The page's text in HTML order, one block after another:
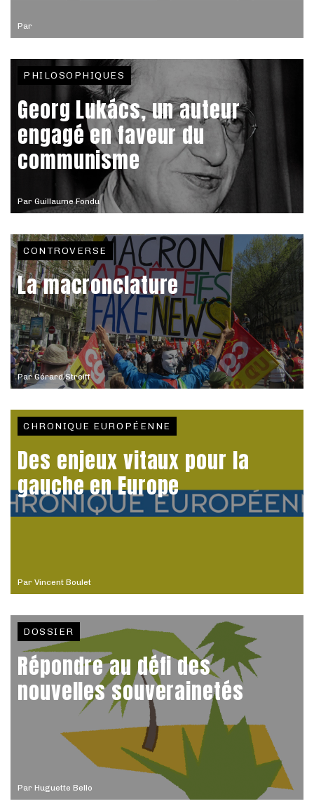
Par
Par Guillaume Fondu
PHILOSOPHIQUES
Georg Lukács, un auteur
engagé en faveur du
communisme
ParGérard Streiff
CONTROVERSE
La macronclature
Par Vincent Boulet
CHRONIQUE EUROPÉENNE
Des enjeux vitaux pour la
gauche en Europe
Par Huguette Bello
DOSSIER
Répondre au défi des
nouvelles souverainetés